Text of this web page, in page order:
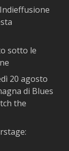
sotto le
20 agosto
di Blues
the